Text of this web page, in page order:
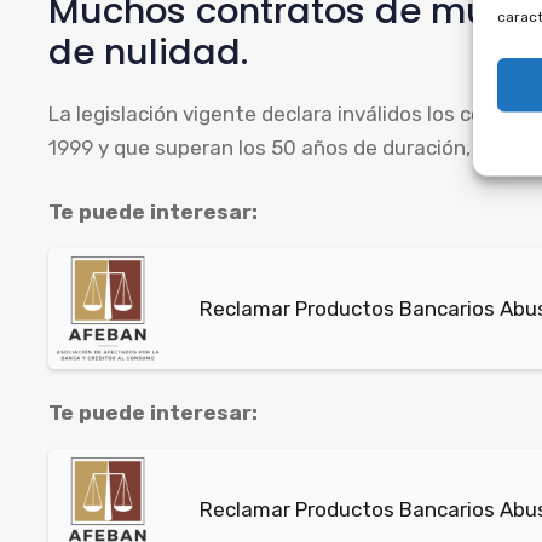
Muchos contratos de
de nulidad.
La legislación vigente declara inválidos los
1999 y que superan los 50 años de duración, algo
Te puede interesar:
Reclamar Productos Bancarios
Te puede interesar:
Reclamar Productos Bancarios